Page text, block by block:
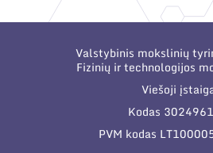
Valstybinis mokslinių
Fizinių ir technologijos
Viešoji
Kodas
PVM kodas